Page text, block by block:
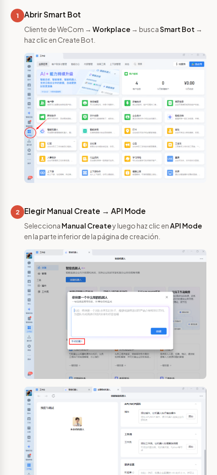
1 Abrir Smart Bot
Cliente de WeCom → Workplace → buscaSmart Bot →
haz clic en Create Bot.
2 Elegir Manual Create → API Mode
Selecciona Manual Createy luego haz clic enAPI Mode
en la parte inferior de la página de creación.